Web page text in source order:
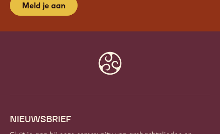
Meld je aan
NIEUWSBRIEF